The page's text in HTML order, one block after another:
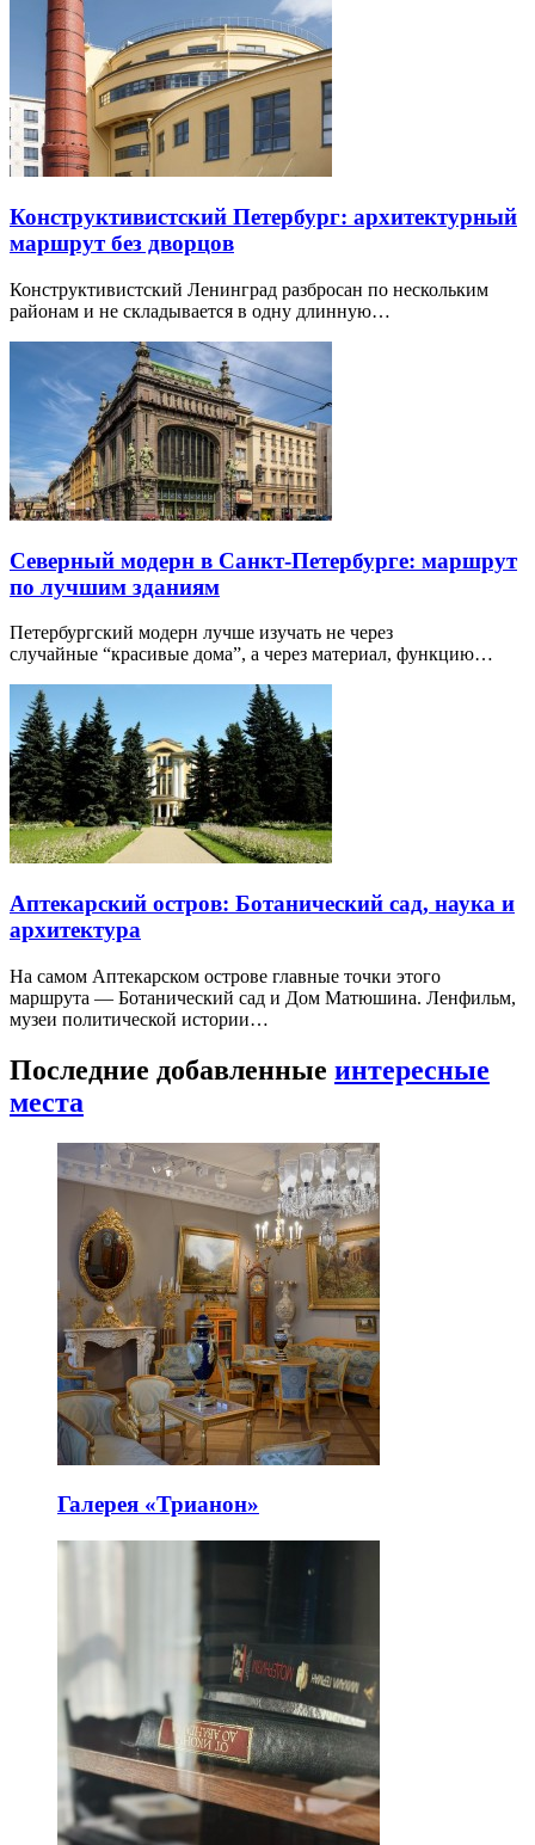
Конструктивистский Петербург: архитектурный
маршрут без дворцов
Конструктивистский Ленинград разбросан по нескольким
районам и не складывается в одну длинную…
Северный модерн в Санкт-Петербурге: маршрут
по лучшим зданиям
Петербургский модерн лучше изучать не через
случайные “красивые дома”, а через материал, функцию…
Аптекарский остров: Ботанический сад, наука и
архитектура
На самом Аптекарском острове главные точки этого
маршрута — Ботанический сад и Дом Матюшина. Ленфильм,
музеи политической истории…
Последние добавленные интересные
места
Галерея «Трианон»